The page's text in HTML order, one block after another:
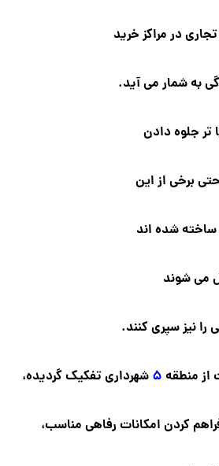
در مراکز خرید
به شمار می آید.
تر جلوه دادن
برخی از این
ساخته شده اند
می شوند
را نیز سپری کنند.
منطقه ۵ شهرداری تفکیک گردیده،
کردن امکانات رفاهی مناسب،